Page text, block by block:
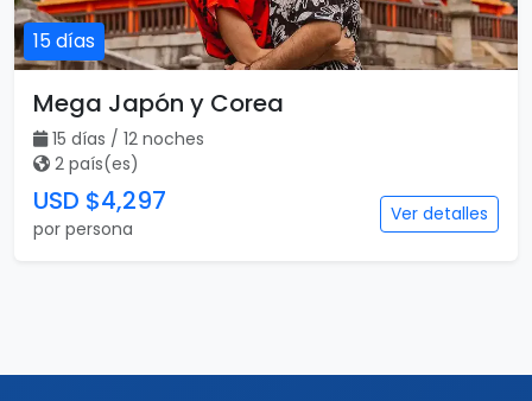
15 días
Mega Japón y Corea
15 días / 12 noches
2 país(es)
USD $4,297
por persona
Ver detalles